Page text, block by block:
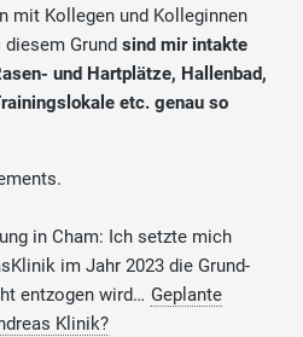
mit Kollegen und Kolleginnen
Grund sind mir intakte
und Hartplätze, Hallenbad,
etc. genau so
in Cham: Ich setzte mich
im Jahr 2023 die Grund-
entzogen wird… Geplante
Klinik?